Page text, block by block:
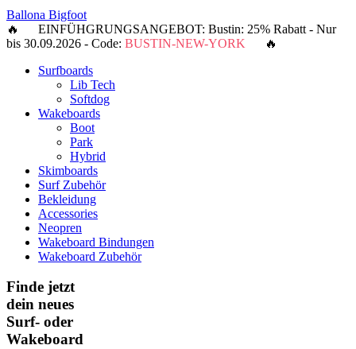
Ballona Bigfoot
🔥 EINFÜHGRUNGSANGEBOT: Bustin: 25% Rabatt - Nur
bis 30.09.2026 - Code: BUSTIN-NEW-YORK 🔥
Surfboards
Lib Tech
Softdog
Wakeboards
Boot
Park
Hybrid
Skimboards
Surf Zubehör
Bekleidung
Accessories
Neopren
Wakeboard Bindungen
Wakeboard Zubehör
Finde jetzt
dein neues
Surf- oder
Wakeboard